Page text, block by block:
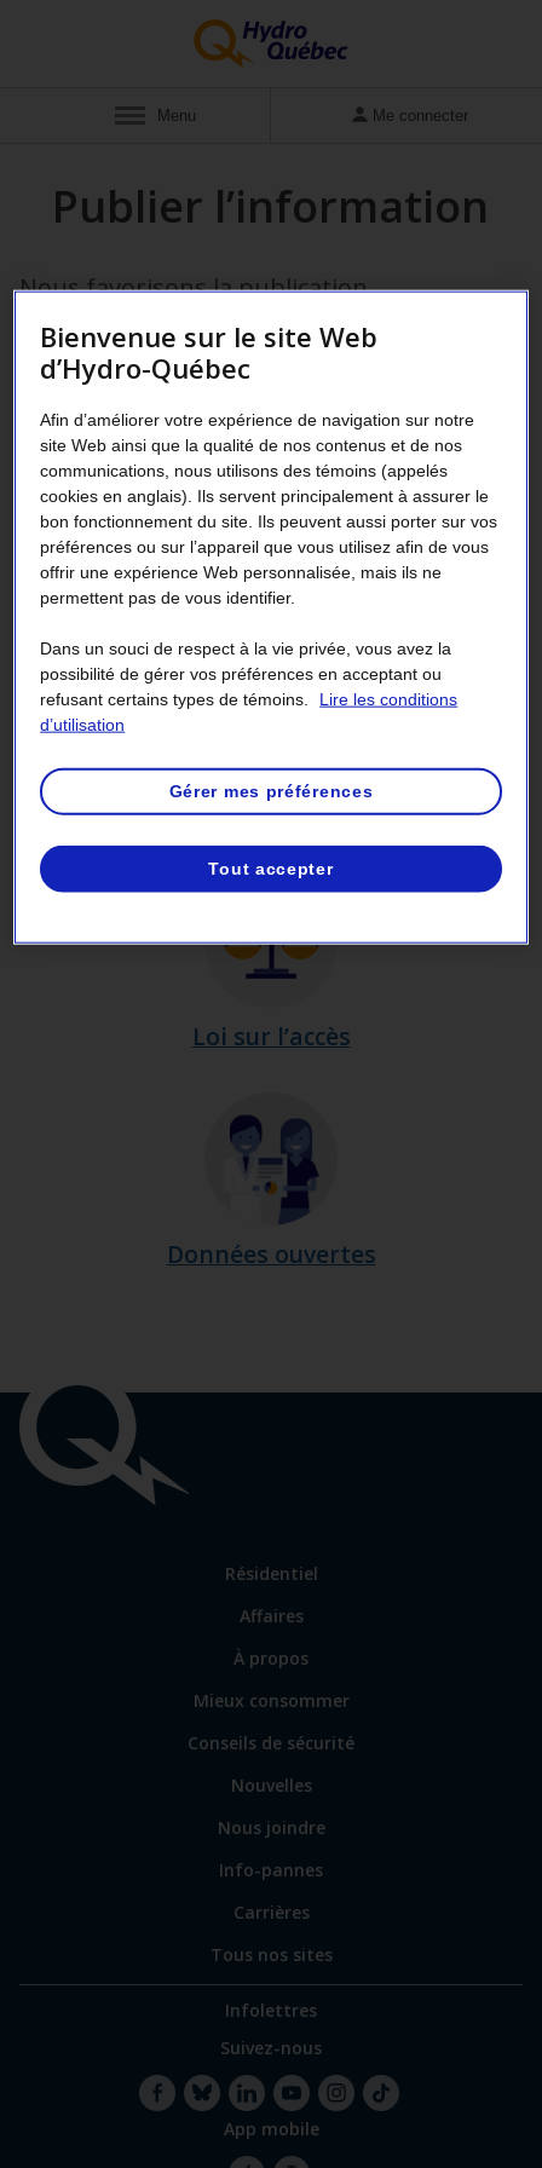
Menu Me connecter
Publier l’information
Nous favorisons la publication
d’informations, que ce soit de façon
proactive ou en réponse aux obligations de
notamment d’assurer la bonne
compréhension des activités de notre
entreprise et de garder un dialogue ouvert
avec les citoyens.
Publications officielles
Loi sur l’accès
Données ouvertes
importants
Lien
les
principales
Résidentiel
Affaires
Lien
certains
sites
À propos
Mieux consommer
Conseils de sécurité
Nouvelles
Nous joindre
Info-pannes
Carrières
Tous nos sites
Infolettres
Suivez-nous
BlueskyLinkedInYouTube
App mobile
Bienvenue sur le site Web
d’Hydro-Québec
Afin d’améliorer votre expérience de navigation sur notre
site Web ainsi que la qualité de nos contenus et de nos
communications, nous utilisons des témoins (appelés
cookies en anglais). Ils servent principalement à assurer le
bon fonctionnement du site. Ils peuvent aussi porter sur vos
préférences ou sur l’appareil que vous utilisez afin de vous
offrir une expérience Web personnalisée, mais ils ne
permettent pas de vous identifier.
Dans un souci de respect à la vie privée, vous avez la
possibilité de gérer vos préférences en acceptant ou
refusant certains types de témoins.
Lire les conditions
d’utilisation
Gérer mes préférences
Tout accepter